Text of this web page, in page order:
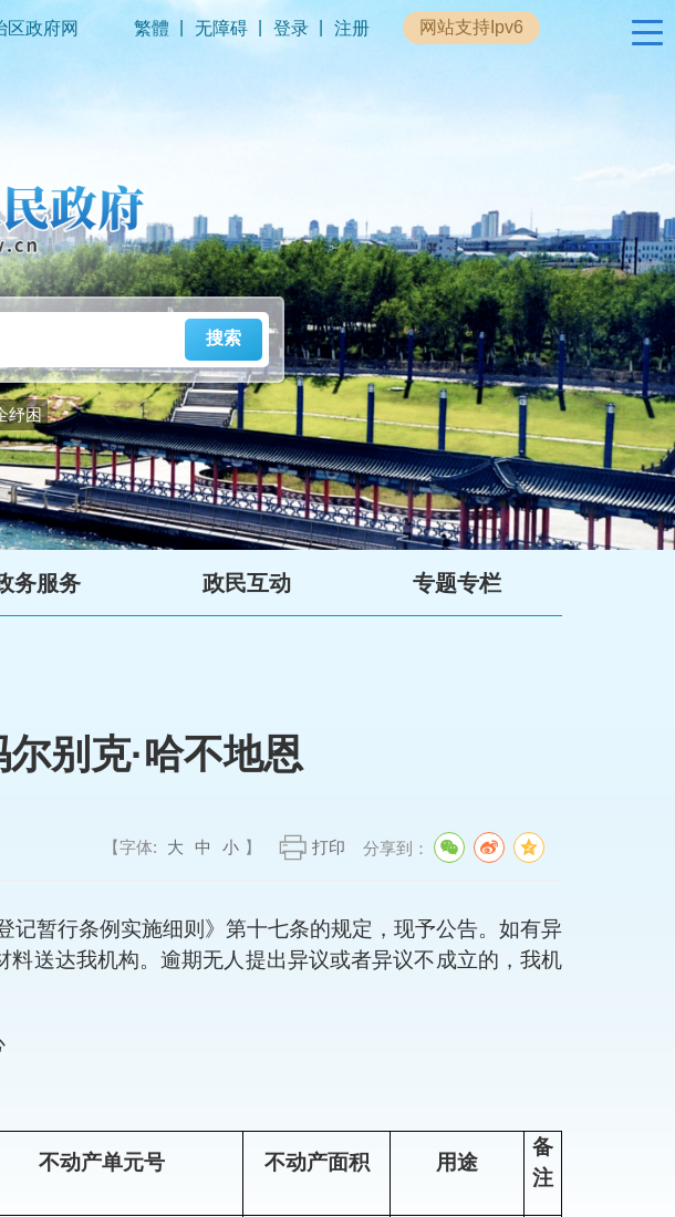
区政府网 繁體 无障碍 登录 注册 网站支持Ipv6
纾困
务服务 政民互动 专题专栏
服务 政民互动 专题专栏
别克·哈不地恩
【字体: 大 中 小 】 打印 分享到：
记暂行条例实施细则》第十七条的规定，现予公告。如有异
料送达我机构。逾期无人提出异议或者异议不成立的，我机
不动产单元号 不动产面积 用途
备
注